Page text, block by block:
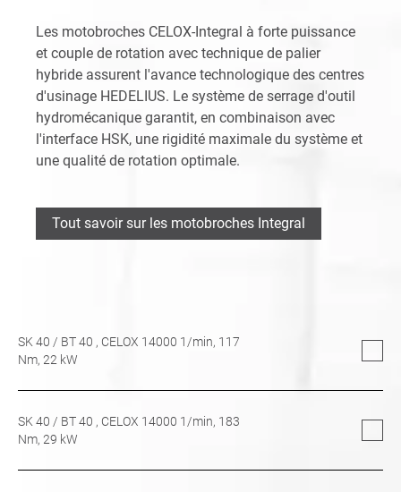
Les motobroches CELOX-Integral à forte puissance
et couple de rotation avec technique de palier
hybride assurent l'avance technologique des centres
d'usinage HEDELIUS. Le système de serrage d'outil
hydromécanique garantit, en combinaison avec
l'interface HSK, une rigidité maximale du système et
une qualité de rotation optimale.
Tout savoir sur les motobroches Integral
SK 40 / BT 40 , CELOX 14000 1/min, 117
Nm, 22 kW
SK 40 / BT 40 , CELOX 14000 1/min, 183
Nm, 29 kW